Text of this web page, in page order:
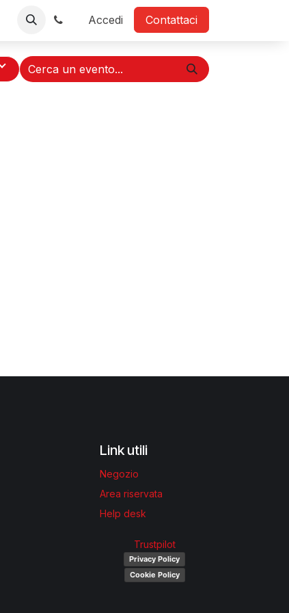
Negozio Contattaci
Accedi Contattaci
Link utili
Negozio
Area riservata
Help desk
Trustpilot
Privacy Policy
Cookie Policy